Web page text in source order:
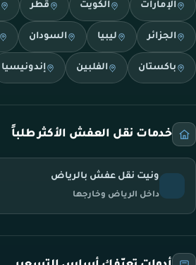
الإمارات الكويت قطر
الجزائر ليبيا السودان
باكستان الفلبين إندونيسيا
خدمات نقل العفش الأكثر طلباً
ونيت نقل عفش بالرياض
داخل الرياض وخارجها